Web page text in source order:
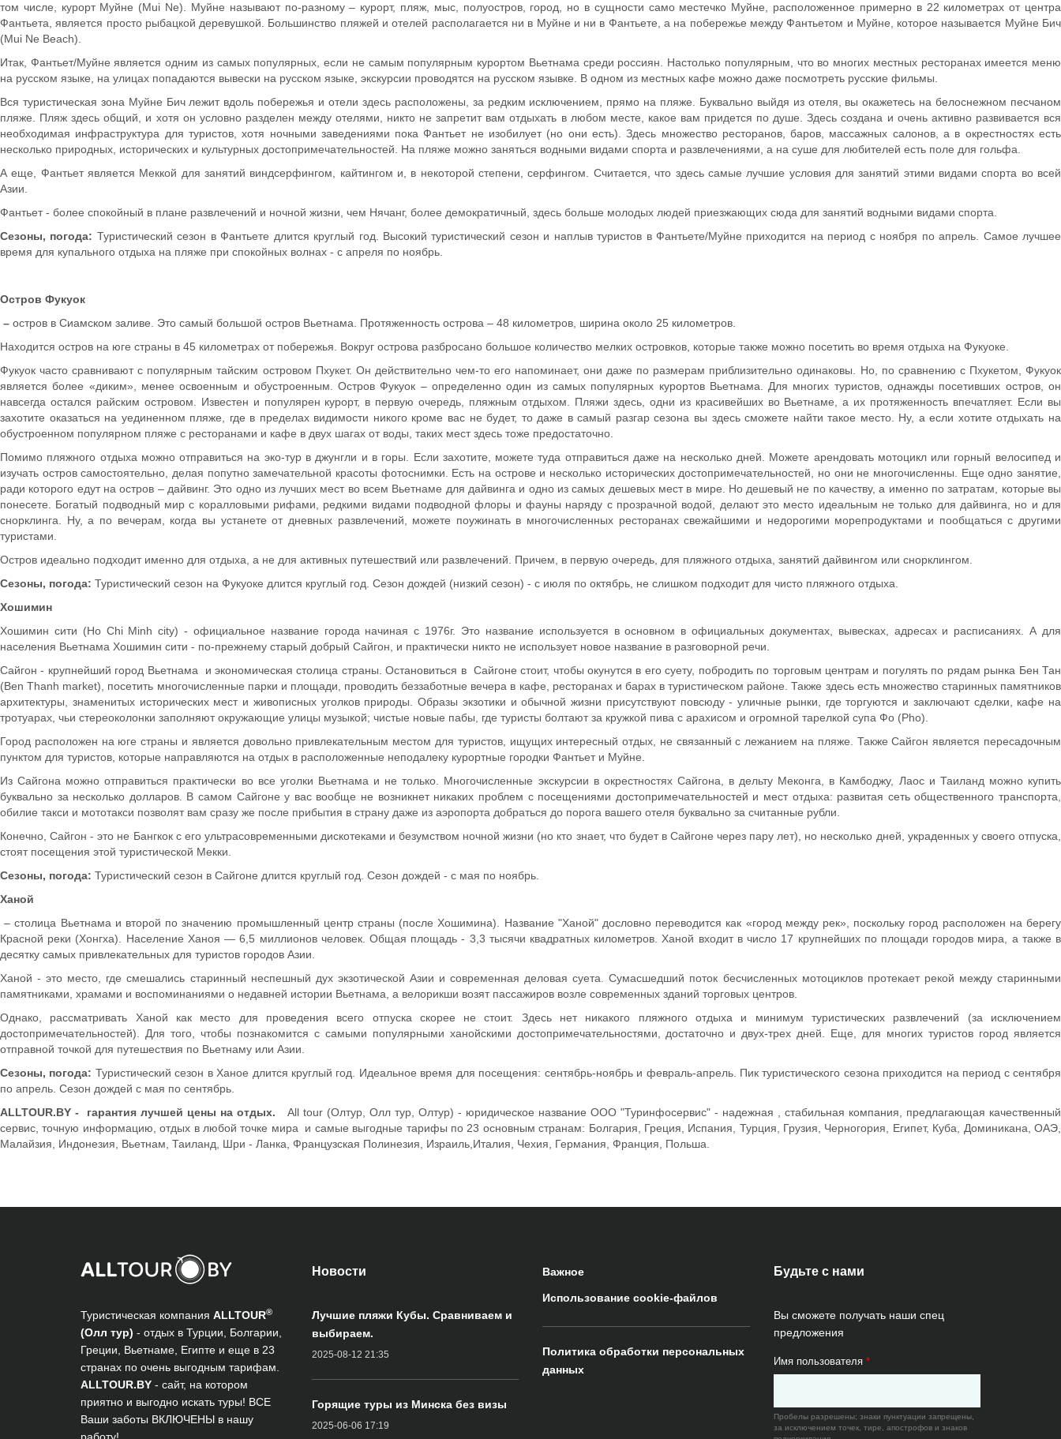
том числе, курорт Муйне (Mui Ne). Муйне называют по-разному – курорт, пляж, мыс, полуостров, город, но в сущности само местечко Муйне, расположенное примерно в 22 километрах от центра
Фантьета, является просто рыбацкой деревушкой. Большинство пляжей и отелей располагается ни в Муйне и ни в Фантьете, а на побережье между Фантьетом и Муйне, которое называется Муйне Бич
(Mui Ne Beach).
Итак, Фантьет/Муйне является одним из самых популярных, если не самым популярным курортом Вьетнама среди россиян. Настолько популярным, что во многих местных ресторанах имеется меню
на русском языке, на улицах попадаются вывески на русском языке, экскурсии проводятся на русском язывке. В одном из местных кафе можно даже посмотреть русские фильмы.
Вся туристическая зона Муйне Бич лежит вдоль побережья и отели здесь расположены, за редким исключением, прямо на пляже. Буквально выйдя из отеля, вы окажетесь на белоснежном песчаном
пляже. Пляж здесь общий, и хотя он условно разделен между отелями, никто не запретит вам отдыхать в любом месте, какое вам придется по душе. Здесь создана и очень активно развивается вся
необходимая инфраструктура для туристов, хотя ночными заведениями пока Фантьет не изобилует (но они есть). Здесь множество ресторанов, баров, массажных салонов, а в окрестностях есть
несколько природных, исторических и культурных достопримечательностей. На пляже можно заняться водными видами спорта и развлечениями, а на суше для любителей есть поле для гольфа.
А еще, Фантьет является Меккой для занятий виндсерфингом, кайтингом и, в некоторой степени, серфингом. Считается, что здесь самые лучшие условия для занятий этими видами спорта во всей
Азии.
Фантьет - более спокойный в плане развлечений и ночной жизни, чем Нячанг, более демократичный, здесь больше молодых людей приезжающих сюда для занятий водными видами спорта.
Сезоны, погода: Туристический сезон в Фантьете длится круглый год. Высокий туристический сезон и наплыв туристов в Фантьете/Муйне приходится на период с ноября по апрель. Самое лучшее
время для купального отдыха на пляже при спокойных волнах - с апреля по ноябрь.
Остров Фукуок
– остров в Сиамском заливе. Это самый большой остров Вьетнама. Протяженность острова – 48 километров, ширина около 25 километров.
Находится остров на юге страны в 45 километрах от побережья. Вокруг острова разбросано большое количество мелких островков, которые также можно посетить во время отдыха на Фукуоке.
Фукуок часто сравнивают с популярным тайским островом Пхукет. Он действительно чем-то его напоминает, они даже по размерам приблизительно одинаковы. Но, по сравнению с Пхукетом, Фукуок
является более «диким», менее освоенным и обустроенным. Остров Фукуок – определенно один из самых популярных курортов Вьетнама. Для многих туристов, однажды посетивших остров, он
навсегда остался райским островом. Известен и популярен курорт, в первую очередь, пляжным отдыхом. Пляжи здесь, одни из красивейших во Вьетнаме, а их протяженность впечатляет. Если вы
захотите оказаться на уединенном пляже, где в пределах видимости никого кроме вас не будет, то даже в самый разгар сезона вы здесь сможете найти такое место. Ну, а если хотите отдыхать на
обустроенном популярном пляже с ресторанами и кафе в двух шагах от воды, таких мест здесь тоже предостаточно.
Помимо пляжного отдыха можно отправиться на эко-тур в джунгли и в горы. Если захотите, можете туда отправиться даже на несколько дней. Можете арендовать мотоцикл или горный велосипед и
изучать остров самостоятельно, делая попутно замечательной красоты фотоснимки. Есть на острове и несколько исторических достопримечательностей, но они не многочисленны. Еще одно занятие,
ради которого едут на остров – дайвинг. Это одно из лучших мест во всем Вьетнаме для дайвинга и одно из самых дешевых мест в мире. Но дешевый не по качеству, а именно по затратам, которые вы
понесете. Богатый подводный мир с коралловыми рифами, редкими видами подводной флоры и фауны наряду с прозрачной водой, делают это место идеальным не только для дайвинга, но и для
снорклинга. Ну, а по вечерам, когда вы устанете от дневных развлечений, можете поужинать в многочисленных ресторанах свежайшими и недорогими морепродуктами и пообщаться с другими
туристами.
Остров идеально подходит именно для отдыха, а не для активных путешествий или развлечений. Причем, в первую очередь, для пляжного отдыха, занятий дайвингом или снорклингом.
Сезоны, погода: Туристический сезон на Фукуоке длится круглый год. Сезон дождей (низкий сезон) - с июля по октябрь, не слишком подходит для чисто пляжного отдыха.
Хошимин
Хошимин сити (Ho Chi Minh city) - официальное название города начиная с 1976г. Это название используется в основном в официальных документах, вывесках, адресах и расписаниях. А для
населения Вьетнама Хошимин сити - по-прежнему старый добрый Сайгон, и практически никто не использует новое название в разговорной речи.
Сайгон - крупнейший город Вьетнама и экономическая столица страны. Остановиться в Сайгоне стоит, чтобы окунутся в его суету, побродить по торговым центрам и погулять по рядам рынка Бен Тан
(Ben Thanh market), посетить многочисленные парки и площади, проводить беззаботные вечера в кафе, ресторанах и барах в туристическом районе. Также здесь есть множество старинных памятников
архитектуры, знаменитых исторических мест и живописных уголков природы. Образы экзотики и обычной жизни присутствуют повсюду - уличные рынки, где торгуются и заключают сделки, кафе на
тротуарах, чьи стереоколонки заполняют окружающие улицы музыкой; чистые новые пабы, где туристы болтают за кружкой пива с арахисом и огромной тарелкой супа Фо (Pho).
Город расположен на юге страны и является довольно привлекательным местом для туристов, ищущих интересный отдых, не связанный с лежанием на пляже. Также Сайгон является пересадочным
пунктом для туристов, которые направляются на отдых в расположенные неподалеку курортные городки Фантьет и Муйне.
Из Сайгона можно отправиться практически во все уголки Вьетнама и не только. Многочисленные экскурсии в окрестностях Сайгона, в дельту Меконга, в Камбоджу, Лаос и Таиланд можно купить
буквально за несколько долларов. В самом Сайгоне у вас вообще не возникнет никаких проблем с посещениями достопримечательностей и мест отдыха: развитая сеть общественного транспорта,
обилие такси и мототакси позволят вам сразу же после прибытия в страну даже из аэропорта добраться до порога вашего отеля буквально за считанные рубли.
Конечно, Сайгон - это не Бангкок с его ультрасовременными дискотеками и безумством ночной жизни (но кто знает, что будет в Сайгоне через пару лет), но несколько дней, украденных у своего отпуска,
стоят посещения этой туристической Мекки.
Сезоны, погода: Туристический сезон в Сайгоне длится круглый год. Сезон дождей - с мая по ноябрь.
Ханой
– столица Вьетнама и второй по значению промышленный центр страны (после Хошимина). Название "Ханой" дословно переводится как «город между рек», поскольку город расположен на берегу
Красной реки (Хонгха). Население Ханоя — 6,5 миллионов человек. Общая площадь - 3,3 тысячи квадратных километров. Ханой входит в число 17 крупнейших по площади городов мира, а также в
десятку самых привлекательных для туристов городов Азии.
Ханой - это место, где смешались старинный неспешный дух экзотической Азии и современная деловая суета. Сумасшедший поток бесчисленных мотоциклов протекает рекой между старинными
памятниками, храмами и воспоминаниями о недавней истории Вьетнама, а велорикши возят пассажиров возле современных зданий торговых центров.
Однако, рассматривать Ханой как место для проведения всего отпуска скорее не стоит. Здесь нет никакого пляжного отдыха и минимум туристических развлечений (за исключением
достопримечательностей). Для того, чтобы познакомится с самыми популярными ханойскими достопримечательностями, достаточно и двух-трех дней. Еще, для многих туристов город является
отправной точкой для путешествия по Вьетнаму или Азии.
Сезоны, погода: Туристический сезон в Ханое длится круглый год. Идеальное время для посещения: сентябрь-ноябрь и февраль-апрель. Пик туристического сезона приходится на период с сентября
по апрель. Сезон дождей с мая по сентябрь.
ALLTOUR.BY - гарантия лучшей цены на отдых. All tour (Олтур, Олл тур, Олтур) - юридическое название ООО "Туринфосервис" - надежная , стабильная компания, предлагающая качественный
сервис, точную информацию, отдых в любой точке мира и самые выгодные тарифы по 23 основным странам: Болгария, Греция, Испания, Турция, Грузия, Черногория, Египет, Куба, Доминикана, ОАЭ,
Малайзия, Индонезия, Вьетнам, Таиланд, Шри - Ланка, Французская Полинезия, Израиль,Италия, Чехия, Германия, Франция, Польша.
Туристическая компания ALLTOUR®
(Олл тур) - отдых в Турции, Болгарии,
Греции, Вьетнаме, Египте и еще в 23
странах по очень выгодным тарифам.
ALLTOUR.BY - сайт, на котором
приятно и выгодно искать туры! ВСЕ
Ваши заботы ВКЛЮЧЕНЫ в нашу
Новости
Лучшие пляжи Кубы. Сравниваем и
выбираем.
2025-08-12 21:35
Горящие туры из Минска без визы
2025-06-06 17:19
Важное
Использование cookie-файлов
Политика обработки персональных
данных
Будьте с нами
Вы сможете получать наши спец
предложения
Имя пользователя *
Пробелы разрешены; знаки пунктуации запрещены,
за исключением точек, тире, апострофов и знаков